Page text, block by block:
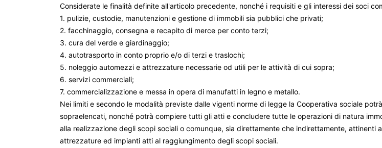
Considerate le finalità definite all'articolo precedente, nonché i requisiti e gli interessi dei soci
1. pulizie, custodie, manutenzioni e gestione di immobili sia pubblici che privati;
2. facchinaggio, consegna e recapito di merce per conto terzi;
3. cura del verde e giardinaggio;
4. autotrasporto in conto proprio e/o di terzi e traslochi;
5. noleggio automezzi e attrezzature necessarie od utili per le attività di cui sopra;
6. servizi commerciali;
7. commercializzazione e messa in opera di manufatti in legno e metallo.
Nei limiti e secondo le modalità previste dalle vigenti norme di legge la Cooperativa sociale
sopraelencati, nonché potrà compiere tutti gli atti e concludere tutte le operazioni di natura
alla realizzazione degli scopi sociali o comunque, sia direttamente che indirettamente,
attrezzature ed impianti atti al raggiungimento degli scopi sociali.